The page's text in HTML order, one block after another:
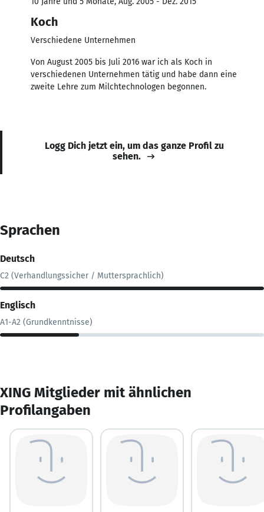
Koch
Verschiedene Unternehmen
Von August 2005 bis Juli 2016 war ich als Koch in
verschiedenen Unternehmen tätig und habe dann eine
zweite Lehre zum Milchtechnologen begonnen.
Logg Dich jetzt ein, um das ganze Profil zu
sehen.
Sprachen
Deutsch
C2 (Verhandlungssicher / Muttersprachlich)
Englisch
A1-A2 (Grundkenntnisse)
XING Mitglieder mit ähnlichen
Profilangaben